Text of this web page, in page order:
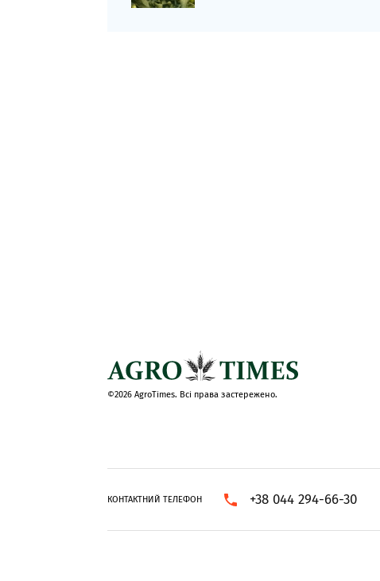
©2026 AgroTimes. Всі права застережено.
КОНТАКТНИЙ ТЕЛЕФОН +38 044 294-66-30